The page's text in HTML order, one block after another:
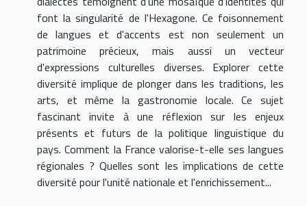
font la singularité de l'Hexagone. Ce foisonnement
de langues et d'accents est non seulement un
patrimoine précieux, mais aussi un vecteur
d'expressions culturelles diverses. Explorer cette
diversité implique de plonger dans les traditions, les
arts, et même la gastronomie locale. Ce sujet
fascinant invite à une réflexion sur les enjeux
présents et futurs de la politique linguistique du
pays. Comment la France valorise-t-elle ses langues
régionales ? Quelles sont les implications de cette
diversité pour l'unité nationale et l'enrichissement...